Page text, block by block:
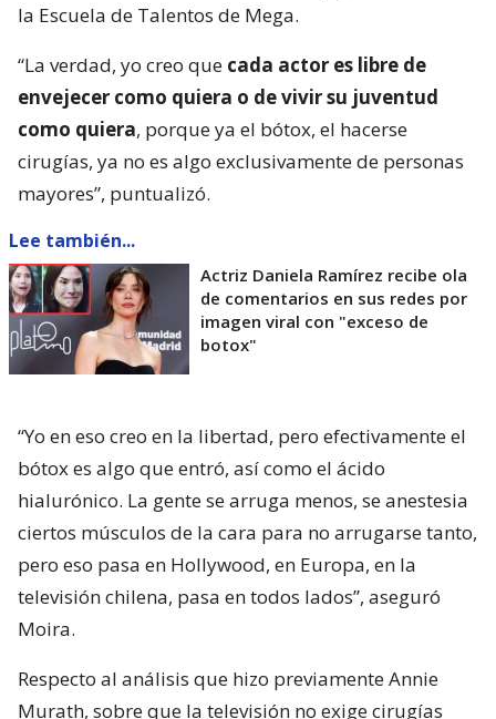
la Escuela de Talentos de Mega.
“La verdad, yo creo que cada actor es libre de
envejecer como quiera o de vivir su juventud
como quiera, porque ya el bótox, el hacerse
cirugías, ya no es algo exclusivamente de personas
mayores”, puntualizó.
Lee también...
Actriz Daniela Ramírez recibe ola
de comentarios en sus redes por
imagen viral con "exceso de
botox"
“Yo en eso creo en la libertad, pero efectivamente el
bótox es algo que entró, así como el ácido
hialurónico. La gente se arruga menos, se anestesia
ciertos músculos de la cara para no arrugarse tanto,
pero eso pasa en Hollywood, en Europa, en la
televisión chilena, pasa en todos lados”, aseguró
Moira.
Respecto al análisis que hizo previamente Annie
Murath, sobre que la televisión no exige cirugías